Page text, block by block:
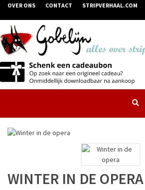
OVER ONS CONTACT STRIPVERHAAL.COM
WINTER IN DE OPERA